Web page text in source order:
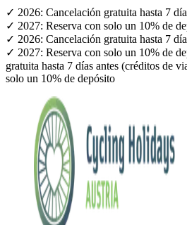
✓ 2026: Cancelación gratuita hasta 7
✓ 2027: Reserva con solo un 10% de
✓ 2026: Cancelación gratuita hasta 7
✓ 2027: Reserva con solo un 10% de
gratuita hasta 7 días antes (créditos de
solo un 10% de depósito